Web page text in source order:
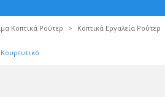
Κοπτικά Ρούτερ > Κοπτικά Εργαλεία Ρούτερ
Κουρευτικό